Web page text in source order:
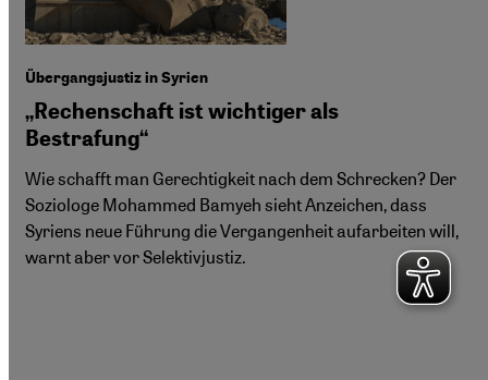
Übergangsjustiz in Syrien
„Rechenschaft ist wichtiger als
Bestrafung“
Wie schafft man Gerechtigkeit nach dem Schrecken? Der
Soziologe Mohammed Bamyeh sieht Anzeichen, dass
Syriens neue Führung die Vergangenheit aufarbeiten will,
warnt aber vor Selektivjustiz.